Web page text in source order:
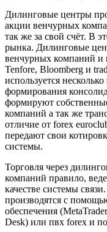
Дилинговые центры
акции венчурных
так же за свой счёт. В
рынка. Дилинговые
венчурных компаний и
Tenfore, Bloomberg и
используется
формирования
формируют
компаний а так же
отличие от forex
передают свои
системы.
Торговля через
компаний правило,
качестве системы
производятся с
обеспечения
Desk) или пвх forex и